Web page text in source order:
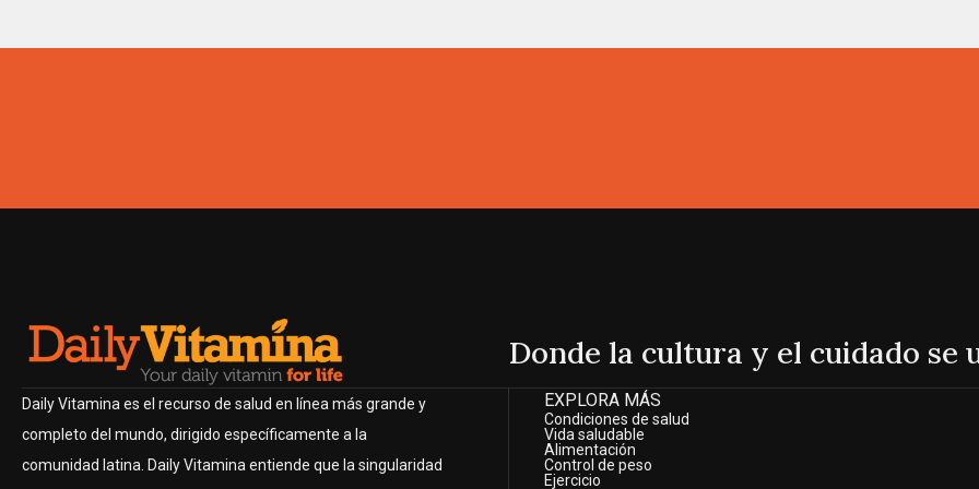
Donde la cultura y el cuidado se
Daily Vitamina es el recurso de salud en línea más grande y
completo del mundo, dirigido específicamente a la
comunidad latina. Daily Vitamina entiende que la singularidad
EXPLORA MÁS
Condiciones de salud
Vida saludable
Alimentación
Control de peso
Ejercicio